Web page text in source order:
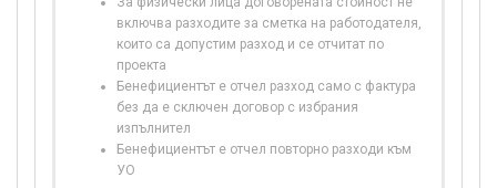
включва разходите за сметка на работодателя,
които са допустим разход и се отчитат по
проекта
Бенефициентът е отчел разход само с фактура
без да е сключен договор с избрания
изпълнител
Бенефициентът е отчел повторно разходи към
УО